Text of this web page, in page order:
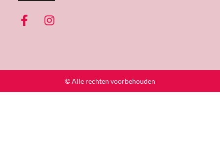
© Alle rechten voorbehouden